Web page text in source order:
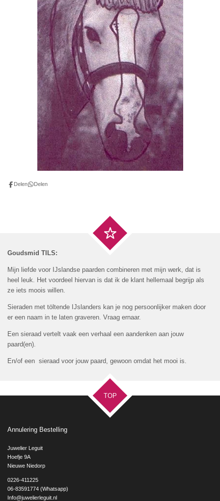
Delen Delen
Goudsmid TILS:
Mijn liefde voor IJslandse paarden combineren met mijn werk, dat is
heel leuk. Het voordeel hiervan is dat ik de klant hellemaal begrijp als
ze iets moois willen.
Sieraden met töltende IJslanders kan je nog persoonlijker maken door
er een naam in te laten graveren. Vraag ernaar.
Een sieraad vertelt vaak een verhaal een aandenken aan jouw
paard(en).
En/of een sieraad voor jouw paard, gewoon omdat het mooi is.
TOP
Annulering Bestelling
Juwelier Leguit
Hoefje 9A
Nieuwe Niedorp
0226-411225
06-83591774 (Whatsapp)
Info@juwelierleguit.nl